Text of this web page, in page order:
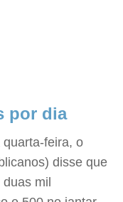
por dia
quarta-feira, o
disse que
mil